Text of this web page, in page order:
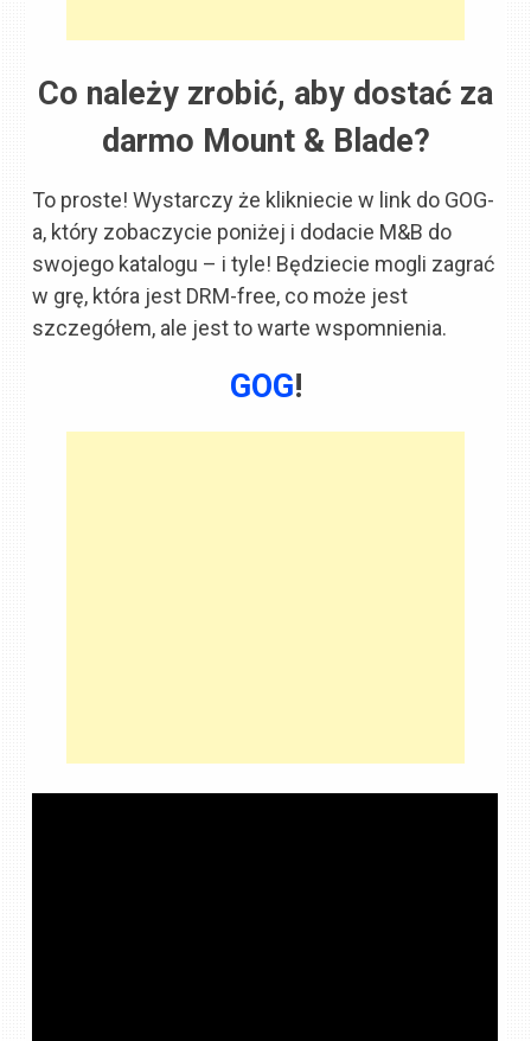
Co należy zrobić, aby dostać za
darmo Mount & Blade?
To proste! Wystarczy że klikniecie w link do GOG-
a, który zobaczycie poniżej i dodacie M&B do
swojego katalogu – i tyle! Będziecie mogli zagrać
w grę, która jest DRM-free, co może jest
szczegółem, ale jest to warte wspomnienia.
GOG!